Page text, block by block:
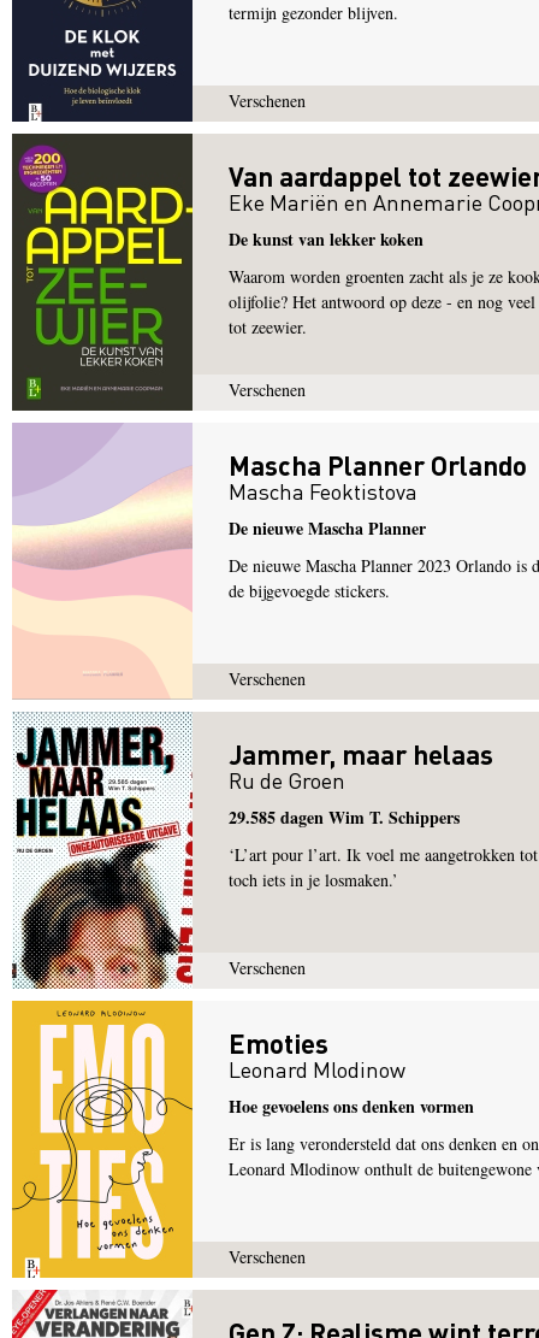
termijn gezonder blijven.
Verschenen
Van aardappel tot
Eke Mariën en Annemarie
De kunst van lekker koken
Waarom worden groenten zacht als je ze
olijfolie? Het antwoord op deze - en nog
tot zeewier.
Verschenen
Mascha Planner Orlando
Mascha Feoktistova
De nieuwe Mascha Planner
De nieuwe Mascha Planner 2023 Orlando is
de bijgevoegde stickers.
Verschenen
Jammer, maar helaas
Ru de Groen
29.585 dagen Wim T. Schippers
‘L’art pour l’art. Ik voel me aangetrokken
toch iets in je losmaken.’
Verschenen
Emoties
Leonard Mlodinow
Hoe gevoelens ons denken vormen
Er is lang verondersteld dat ons denken en
Leonard Mlodinow onthult de buitengewone
Verschenen